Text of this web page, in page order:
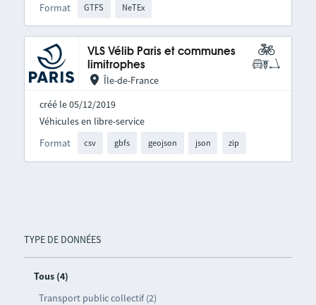
TYPE DE DONNÉES
Tous (4)
Transport public collectif (2)
Format GTFS NeTEx
VLS Vélib Paris et communes
limitrophes
Île-de-France
créé le 05/12/2019
Format csv gbfs geojson json zip
Véhicules en libre-service